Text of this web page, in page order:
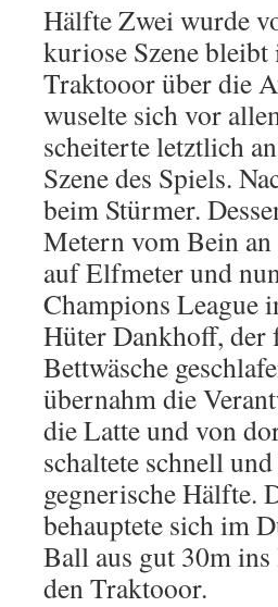
Hälfte Zwei wurde
kuriose Szene
Traktooor über die
wuselte sich vor
scheiterte letztlich
Szene des Spiels.
beim Stürmer.
Metern vom Bein
auf Elfmeter und
Champions League
Hüter Dankhoff, der
Bettwäsche
übernahm die
die Latte und von
schaltete schnell
gegnerische Hälfte.
behauptete sich im
Ball aus gut 30m
den Traktooor.